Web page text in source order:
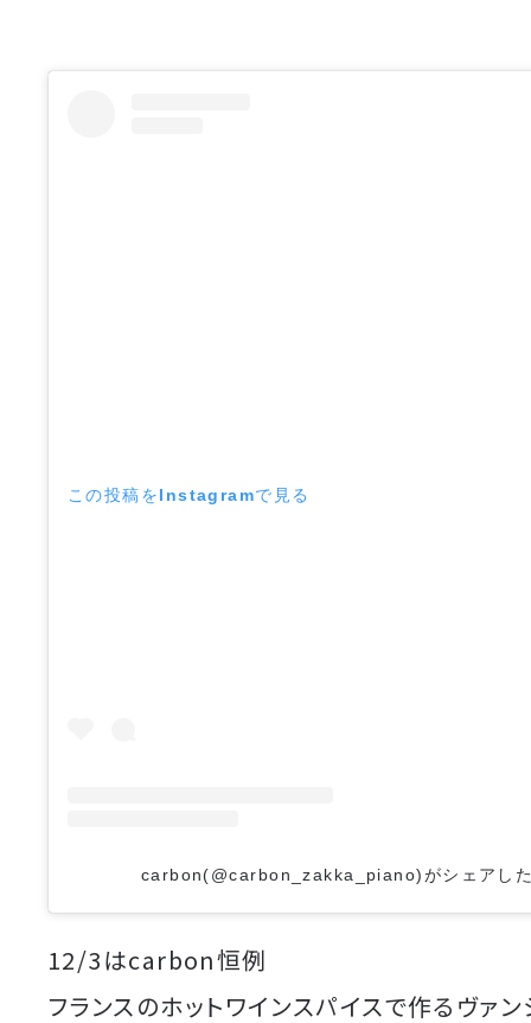
この投稿をInstagramで見る
carbon(@carbon_zakka_piano)がシェアし
12/3はcarbon恒例
フランスのホットワインスパイスで作るヴァ